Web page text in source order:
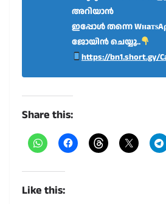
അറിയാൻ
ഇപ്പോൾ തന്നെ
ജോയിൻ ചെയ്യൂ..
https://bn1.short.gy/
Share this:
Like this: